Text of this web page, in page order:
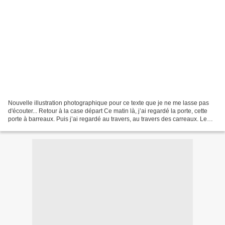
Nouvelle illustration photographique pour ce texte que je ne me lasse pas
d'écouter... Retour à la case départ Ce matin là, j’ai regardé la porte, cette
porte à barreaux. Puis j’ai regardé au travers, au travers des carreaux. Le